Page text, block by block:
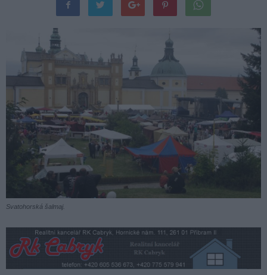
Svatohorská šalmaj.